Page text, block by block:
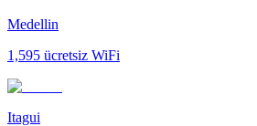
Medellin
1,595 ücretsiz WiFi
Itagui